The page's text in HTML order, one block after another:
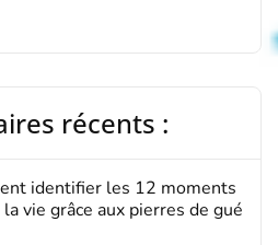
récents :
identifier les 12 moments
vie grâce aux pierres de gué